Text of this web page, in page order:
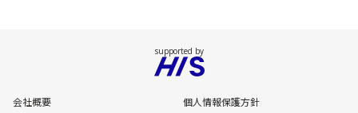
会社概要 個人情報保護方針